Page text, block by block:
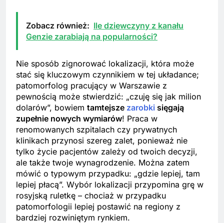
Zobacz również: Ile dziewczyny z kanału
Genzie zarabiają na popularności?
Nie sposób zignorować lokalizacji, która może
stać się kluczowym czynnikiem w tej układance;
patomorfolog pracujący w Warszawie z
pewnością może stwierdzić: „czuję się jak milion
dolarów”, bowiem tamtejsze zarobki sięgają
zupełnie nowych wymiarów! Praca w
renomowanych szpitalach czy prywatnych
klinikach przynosi szereg zalet, ponieważ nie
tylko życie pacjentów zależy od twoich decyzji,
ale także twoje wynagrodzenie. Można zatem
mówić o typowym przypadku: „gdzie lepiej, tam
lepiej płacą”. Wybór lokalizacji przypomina grę w
rosyjską ruletkę – chociaż w przypadku
patomorfologii lepiej postawić na regiony z
bardziej rozwiniętym rynkiem.